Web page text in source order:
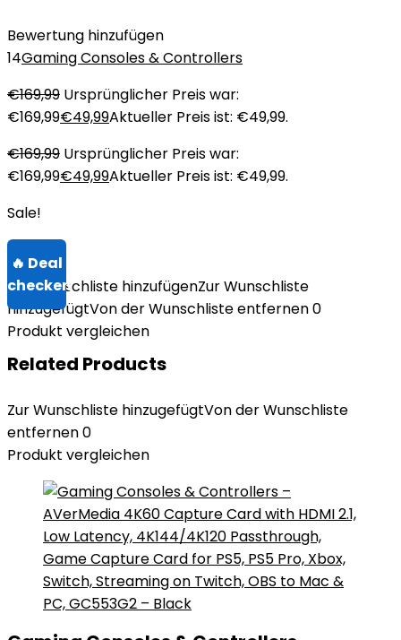
Bewertung hinzufügen
14Gaming Consoles & Controllers
€169,99 Ursprünglicher Preis war:
€169,99€49,99Aktueller Preis ist: €49,99.
€169,99 Ursprünglicher Preis war:
€169,99€49,99Aktueller Preis ist: €49,99.
Sale!
Zur Wunschliste hinzufügenZur Wunschliste
hinzugefügtVon der Wunschliste entfernen0
Produkt vergleichen
Related Products
Zur Wunschliste hinzugefügtVon der Wunschliste
entfernen0
Produkt vergleichen